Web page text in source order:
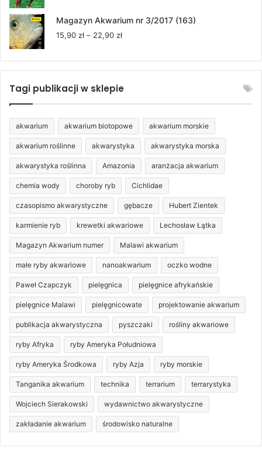
od
Magazyn Akwarium nr 3/2017 (163)
15,90 zł – 22,90 złZakres
od
15,90 zł
Tagi publikacji w sklepie
akwarium akwarium biotopowe akwarium morskie
akwarium roślinne akwarystyka akwarystyka morska
akwarystyka roślinna Amazonia aranżacja akwarium
chemia wody choroby ryb Cichlidae
czasopismo akwarystyczne gębacze Hubert Zientek
karmienie ryb krewetki akwariowe Lechosław Łątka
Magazyn Akwarium numer Malawi akwarium
małe ryby akwariowe nanoakwarium oczko wodne
Paweł Czapczyk pielęgnica pielęgnice afrykańskie
pielęgnice Malawi pielęgnicowate projektowanie akwarium
publikacja akwarystyczna pyszczaki rośliny akwariowe
ryby Afryka ryby Ameryka Południowa
ryby Ameryka Środkowa ryby Azja ryby morskie
Tanganika akwarium technika terrarium terrarystyka
Wojciech Sierakowski wydawnictwo akwarystyczne
zakładanie akwarium środowisko naturalne